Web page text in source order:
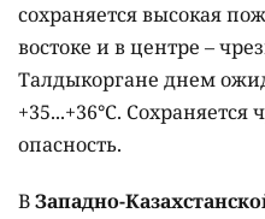
сохраняется высокая
востоке и в центре –
Талдыкоргане днем
+35...+36°C.
опасность.
ВЗападно-